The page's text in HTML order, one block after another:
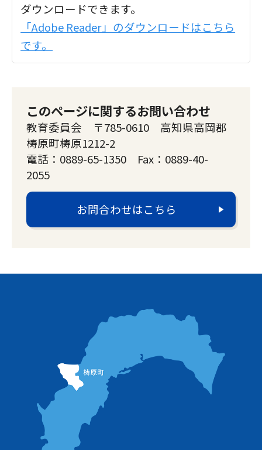
ダウンロードできます。
「Adobe Reader」のダウンロードはこちら
です。
このページに関するお問い合わせ
教育委員会 〒785-0610 高知県高岡郡
梼原町梼原1212-2
電話：0889-65-1350 Fax：0889-40-
2055
お問合わせはこちら